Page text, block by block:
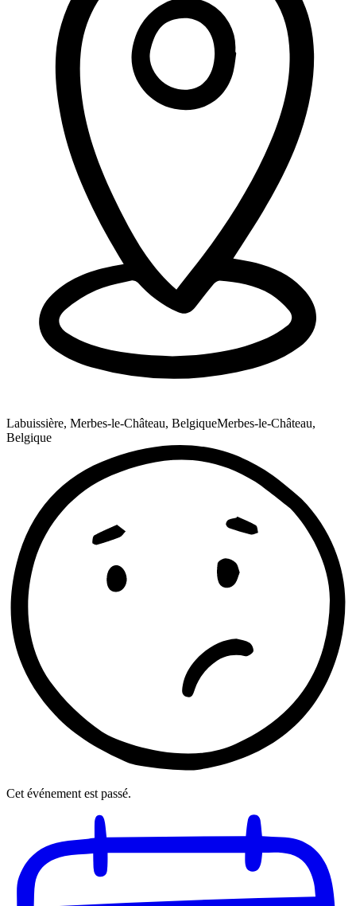
Labuissière, Merbes-le-Château, BelgiqueMerbes-le-Château,
Belgique
Cet événement est passé.